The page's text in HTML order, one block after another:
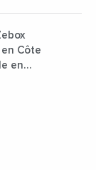
Côte
en